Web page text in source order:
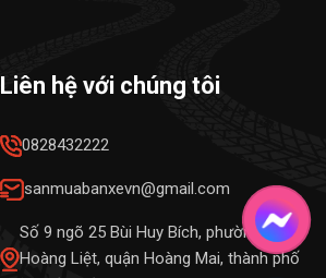
Liên hệ với chúng tôi
0828432222
sanmuabanxevn@gmail.com
Số 9 ngõ 25 Bùi Huy Bích, phường
Hoàng Liệt, quận Hoàng Mai, thành phố